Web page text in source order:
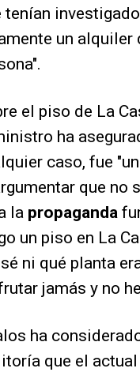
tenían
un alquiler
el piso de La
ha
caso, fue "un
que no
la propaganda
un piso en La
ni qué planta
jamás y no
ha
que el